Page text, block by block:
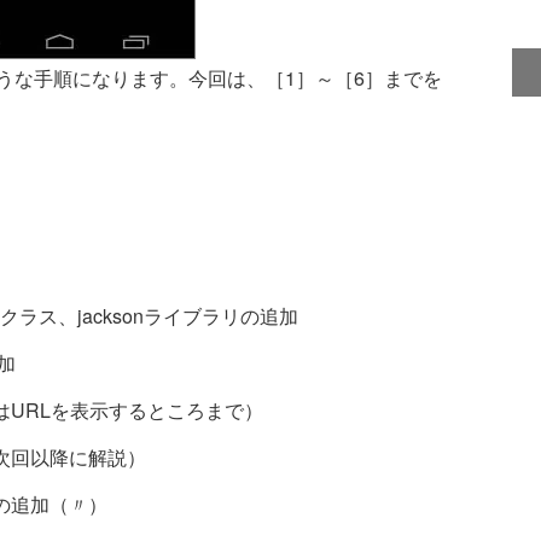
手順になります。今回は、［1］～［6］までを
ラス、jacksonライブラリの追加
を表示するところまで）
以降に解説）
加（〃）